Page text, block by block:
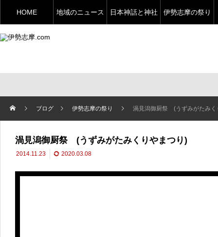
HOME 地域のニュース 日本神話と神社 伊勢志摩の祭り
ブログ 伊勢志摩の祭り 渦見潟御厨祭 (うずみがたみく
渦見潟御厨祭 (うずみがたみくりやまつり)
2014.11.23 2020.03.08